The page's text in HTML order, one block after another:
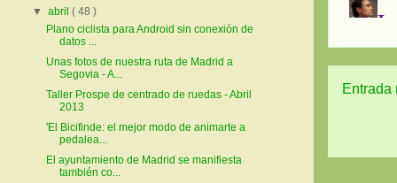
Entrada
▼abril( 48 )
Plano ciclista para Android sin conexión de
datos ...
Unas fotos de nuestra ruta de Madrid a
Segovia - A...
Taller Prospe de centrado de ruedas - Abril
2013
'El Bicifinde: el mejor modo de animarte a
pedalea...
El ayuntamiento de Madrid se manifiesta
también co...